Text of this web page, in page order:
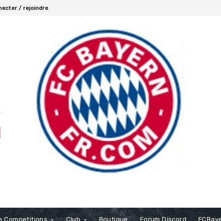
/ rejoindre
Competitions Club Boutique Forum Discord